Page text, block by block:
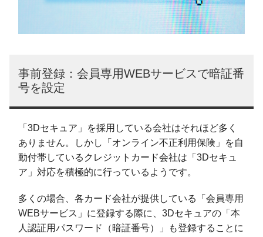
事前登録：会員専用WEBサービスで暗証番
号を設定
「3Dセキュア」を採用している会社はそれほど多く
ありません。しかし「オンライン不正利用保険」を自
動付帯しているクレジットカード会社は「3Dセキュ
ア」対応を積極的に行っているようです。
多くの場合、各カード会社が提供している「会員専用
WEBサービス」に登録する際に、3Dセキュアの「本
人認証用パスワード（暗証番号）」も登録することに